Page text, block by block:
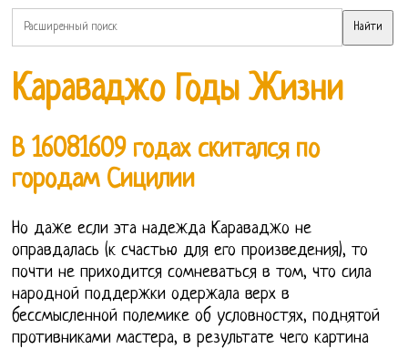
Караваджо Годы Жизни
В 16081609 годах скитался по
городам Сицилии
Но даже если эта надежда Караваджо не
оправдалась (к счастью для его произведения), то
почти не приходится сомневаться в том, что сила
народной поддержки одержала верх в
бессмысленной полемике об условностях, поднятой
противниками мастера, в результате чего картина